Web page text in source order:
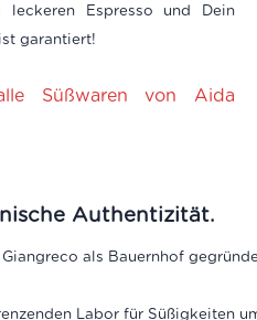
Espresso und Dein
garantiert!
Süßwaren von Aida
Authentizität.
als Bauernhof
Labor für Süßigkeiten